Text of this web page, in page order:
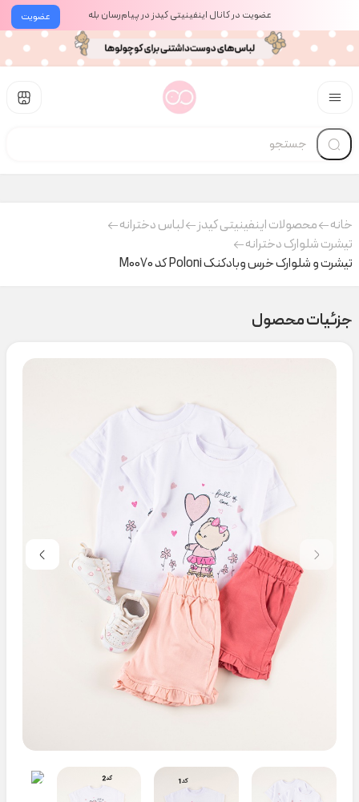
عضویت عضویت در کانال اینفینیتی کیدز در پیام‌رسان بله
خانه محصولات اینفینیتی کیدز
لباس دخترانه
تیشرت شلوارک دخترانه
تیشرت و شلوارک خرس وبادکنک Poloni کد M0070
جزئیات محصول